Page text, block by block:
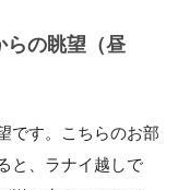
らの眺望（昼
です。こちらのお部
と、ラナイ越しで